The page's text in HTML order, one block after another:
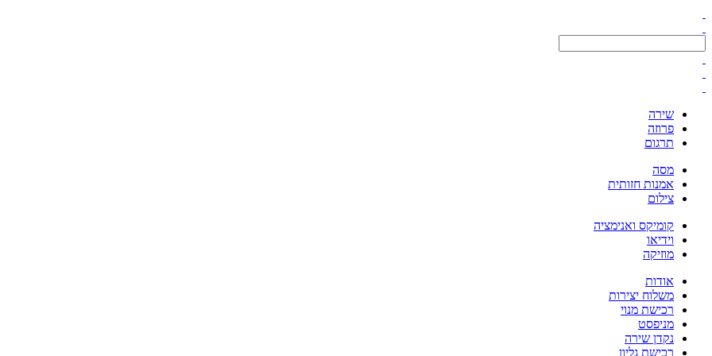
שירה
פרוזה
תרגום
מסה
אמנות חזותית
צילום
קומיקס ואנימציה
וידיאו
מוזיקה
אודות
משלוח יצירות
רכישת מנוי
מניפסט
נקדן שירה
רכישת גליון